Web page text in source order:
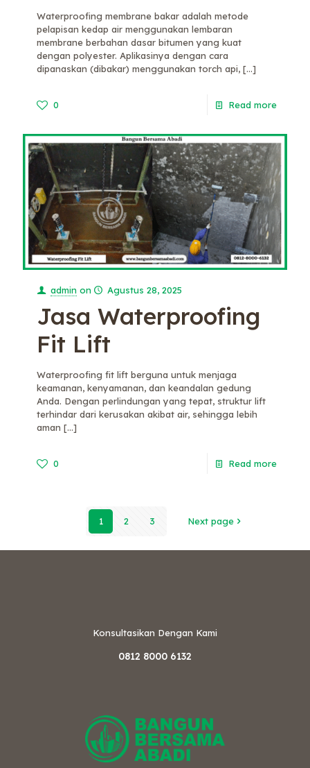
Waterproofing membrane bakar adalah metode
pelapisan kedap air menggunakan lembaran
membrane berbahan dasar bitumen yang kuat
dengan polyester. Aplikasinya dengan cara
dipanaskan (dibakar) menggunakan torch api, […]
0 Read more
admin on Agustus 28, 2025
Jasa Waterproofing
Fit Lift
Waterproofing fit lift berguna untuk menjaga
keamanan, kenyamanan, dan keandalan gedung
Anda. Dengan perlindungan yang tepat, struktur lift
terhindar dari kerusakan akibat air, sehingga lebih
aman […]
0 Read more
1 2 3 Next page
Konsultasikan Dengan Kami
0812 8000 6132